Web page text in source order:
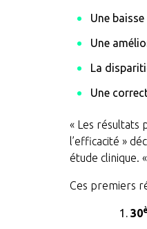
Une
Une
La
Une
« Les résultats
l’efficacité »
étude clinique.
Ces premiers
30